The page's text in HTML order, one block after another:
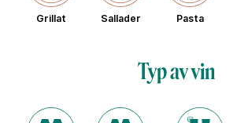
Grillat Sallader Pasta
Typ av vin